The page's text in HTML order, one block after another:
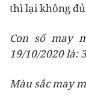
thì lại không
Con số may
19/10/2020 là:
Màu sắc may